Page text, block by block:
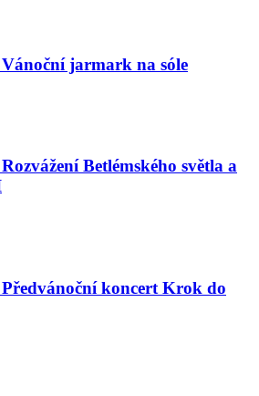
Vánoční jarmark na sóle
Betlémského světla a
Předvánoční koncert Krok do